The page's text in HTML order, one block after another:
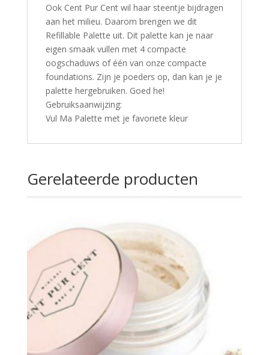
Ook Cent Pur Cent wil haar steentje bijdragen
aan het milieu. Daarom brengen we dit
Refillable Palette uit. Dit palette kan je naar
eigen smaak vullen met 4 compacte
oogschaduws of één van onze compacte
foundations. Zijn je poeders op, dan kan je je
palette hergebruiken. Goed he!
Gebruiksaanwijzing:
Vul Ma Palette met je favoriete kleur
Gerelateerde producten